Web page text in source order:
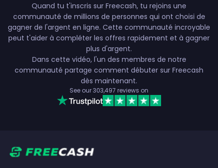
Quand tu t'inscris sur Freecash, tu rejoins une
communauté de millions de personnes qui ont choisi de
gagner de l'argent en ligne. Cette communauté incroyable
peut t'aider à compléter les offres rapidement et à gagner
plus d'argent.
Dans cette vidéo, l'un des membres de notre
communauté partage comment débuter sur Freecash
dès maintenant.
See our303,497 reviews on